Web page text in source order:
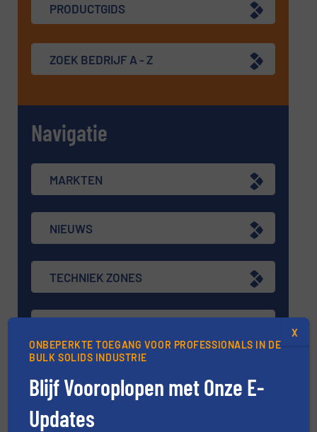
PRODUCTGIDS
ZOEK BEDRIJF A - Z
Navigatie
MARKTEN
NIEUWS
TECHNIEK ZONES
VIDEO'S
ONBEPERKTE TOEGANG VOOR PROFESSIONALS IN DE
BULK SOLIDS INDUSTRIE
Blijf Vooroplopen met Onze E-
Updates
X